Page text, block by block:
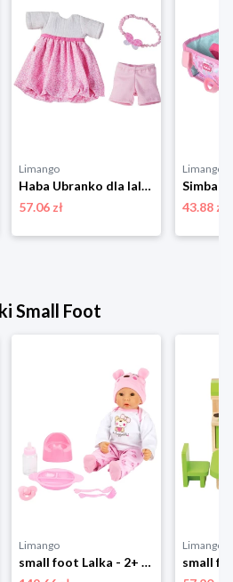
Limango
Haba Ubranko dla lalek - 18 m+ rozmiar: onesize
57.06 zł
Limango
43.88 zł
Small Foot
Limango
small foot Lalka - 2+ rozmiar: onesize
Limango